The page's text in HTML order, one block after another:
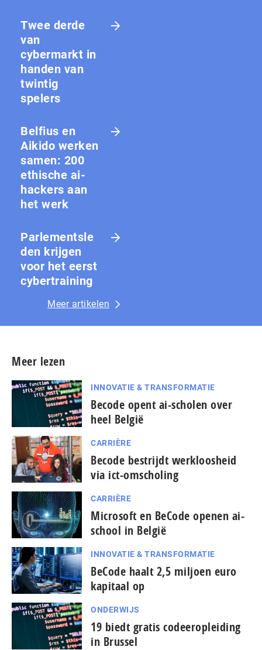
Twee derde
van
cybermarkt in
handen van
twintig
spelers
Belfius en
Aikido werken
samen: 200
ethische ai-
hackers aan
het werk
Parlementsle
den krijgen
voor het eerst
cybertraining
Meer artikelen
Meer lezen
INNOVATIE & TRANSFORMATIE
Becode opent ai-scholen over
heel België
CARRIÈRE
Becode bestrijdt werkloosheid
via ict-omscholing
CARRIÈRE
Microsoft en BeCode openen ai-
school in België
INNOVATIE & TRANSFORMATIE
BeCode haalt 2,5 miljoen euro
kapitaal op
ONDERWIJS
19 biedt gratis codeeropleiding
in Brussel